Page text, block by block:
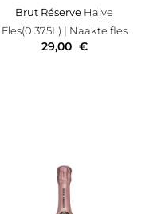
Brut Réserve Halve
Fles(0.375L) | Naakte fles
29,00 €